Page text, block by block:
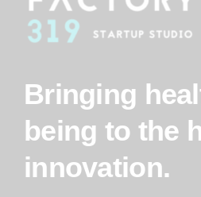
Bringing
being to the
innovation.